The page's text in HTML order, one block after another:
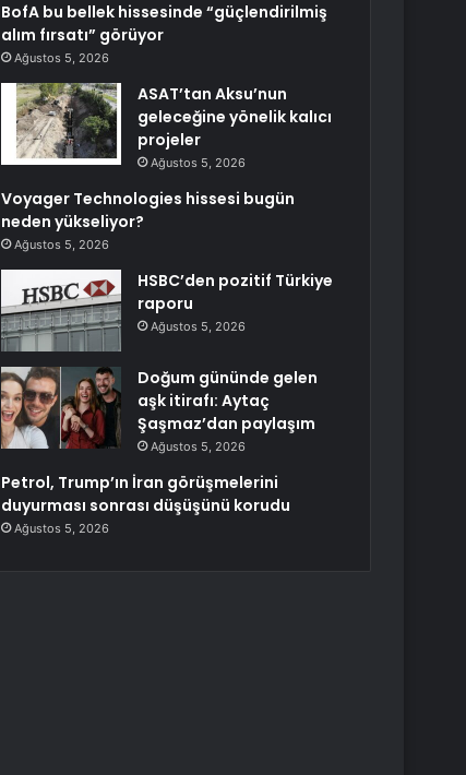
BofA bu bellek hissesinde “güçlendirilmiş
alım fırsatı” görüyor
Ağustos 5, 2026
ASAT’tan Aksu’nun
geleceğine yönelik kalıcı
projeler
Ağustos 5, 2026
Voyager Technologies hissesi bugün
neden yükseliyor?
Ağustos 5, 2026
HSBC’den pozitif Türkiye
raporu
Ağustos 5, 2026
Doğum gününde gelen
aşk itirafı: Aytaç
Şaşmaz’dan paylaşım
Ağustos 5, 2026
Petrol, Trump’ın İran görüşmelerini
duyurması sonrası düşüşünü korudu
Ağustos 5, 2026